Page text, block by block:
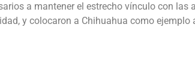
a mantener el estrecho vínculo con las
y colocaron a Chihuahua como